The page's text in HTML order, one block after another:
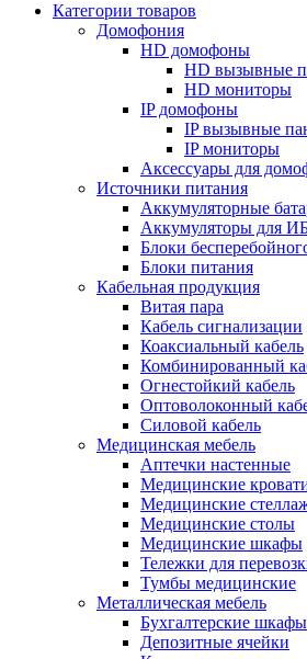
Категории товаров
Домофония
HD домофоны
HD вызывные
HD мониторы
IP домофоны
IP вызывные
IP мониторы
Аксессуары для
Источники питания
Аккумуляторные
Аккумуляторы для
Блоки
Блоки питания
Кабельная продукция
Витая пара
Кабель сигнализации
Коаксиальный кабель
Комбинированный
Огнестойкий кабель
Оптоволоконный
Силовой кабель
Медицинская мебель
Аптечки настенные
Медицинские
Медицинские
Медицинские столы
Медицинские шкафы
Тележки для
Тумбы медицинские
Металлическая мебель
Бухгалтерские шкафы
Депозитные ячейки